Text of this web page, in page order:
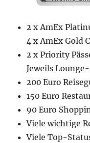
2 x AmEx
4 x AmEx Gold
2 x Priority
Jeweils
200 Euro
150 Euro
90 Euro
Viele wichtige
Viele Top-